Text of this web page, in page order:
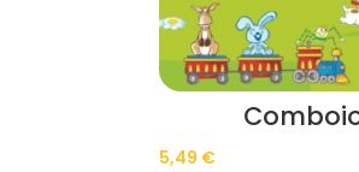
5,49 €